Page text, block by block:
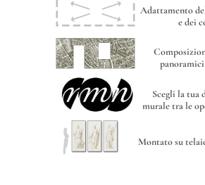
Adattamento
e dei
Scegli la tua
murale tra le
Montato su